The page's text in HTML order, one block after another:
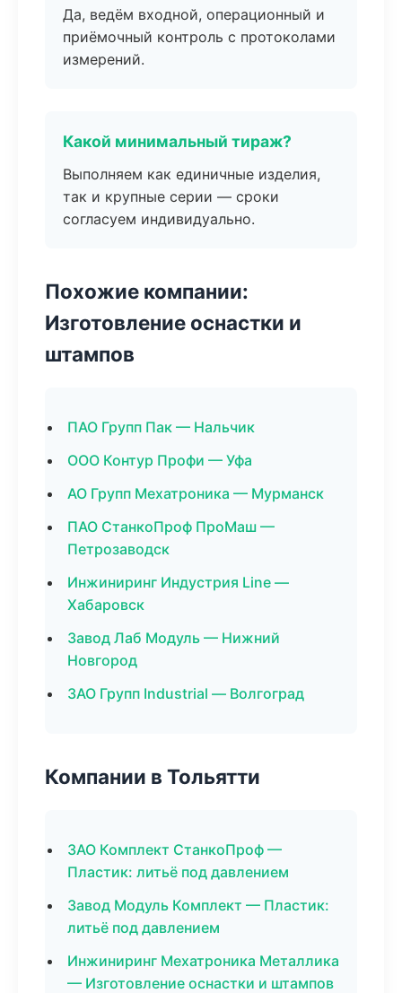
Да, ведём входной, операционный и
приёмочный контроль с протоколами
измерений.
Какой минимальный тираж?
Выполняем как единичные изделия,
так и крупные серии — сроки
согласуем индивидуально.
Похожие компании:
Изготовление оснастки и
штампов
ПАО Групп Пак — Нальчик
ООО Контур Профи — Уфа
АО Групп Мехатроника — Мурманск
ПАО СтанкоПроф ПроМаш —
Петрозаводск
Инжиниринг Индустрия Line —
Хабаровск
Завод Лаб Модуль — Нижний
Новгород
ЗАО Групп Industrial — Волгоград
Компании в Тольятти
ЗАО Комплект СтанкоПроф —
Пластик: литьё под давлением
Завод Модуль Комплект — Пластик:
литьё под давлением
Инжиниринг Мехатроника Металлика
— Изготовление оснастки и штампов